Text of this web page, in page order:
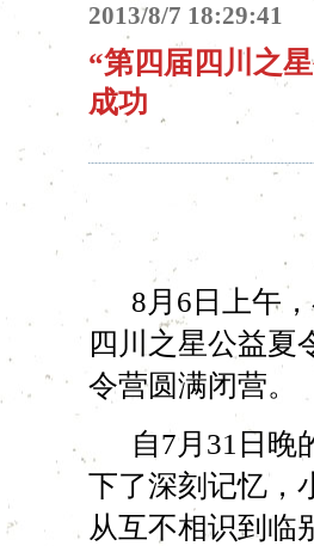
2013/8/7 18:29:41
“第四届四川之
成功
8月6日上午，
四川之星公益夏
令营圆满闭营。
自7月31日晚
下了深刻记忆，
从互不相识到临